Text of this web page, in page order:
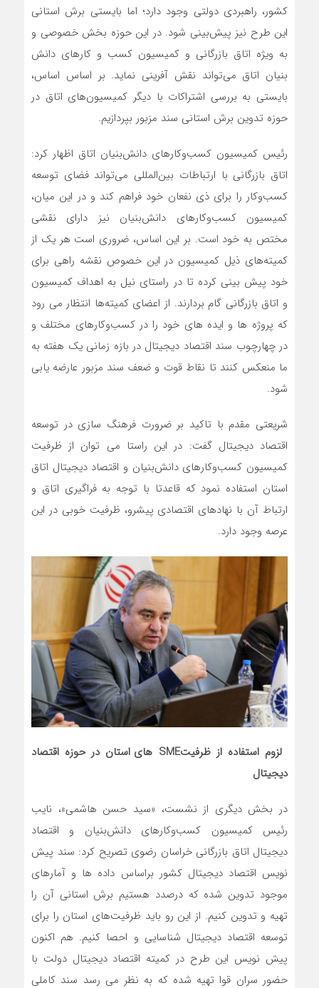
کشور، راهبردی دولتی وجود دارد؛ اما بایستی برش استانی
این طرح نیز پیش‌بینی شود. در این حوزه بخش خصوصی و
به ویژه اتاق بازرگانی و کمیسیون کسب و کارهای دانش
بنیان اتاق می‌تواند نقش آفرینی نماید. بر اساس اساس،
بایستی به بررسی اشتراکات با دیگر کمیسیون‌های اتاق در
حوزه تدوین برش استانی سند مزبور بپردازیم.
رئیس کمیسیون کسب‌وکارهای دانش‌بنیان اتاق اظهار کرد:
اتاق بازرگانی با ارتباطات بین‌المللی می‌تواند فضای توسعه
کسب‌وکار را برای ذی نفعان خود فراهم کند و در این میان،
کمیسیون کسب‌وکارهای دانش‌بنیان نیز دارای نقشی
مختص به خود است. بر این اساس، ضروری است هر یک از
کمیته‌های ذیل کمیسیون در این خصوص نقشه راهی برای
خود پیش بینی کرده تا در راستای نیل به اهداف کمیسیون
و اتاق بازرگانی گام بردارند. از اعضای کمیته‌ها انتظار می رود
که پروژه ها و ایده های خود را در کسب‌وکارهای مختلف و
در چهارچوب سند اقتصاد دیجیتال در بازه زمانی یک هفته به
ما منعکس کنند تا نقاط قوت و ضعف سند مزبور عارضه یابی
شود.
شریعتی مقدم با تاکید بر ضرورت فرهنگ سازی در توسعه
اقتصاد دیجیتال گفت: در این راستا می توان از ظرفیت
کمیسیون کسب‌وکارهای دانش‌بنیان و اقتصاد دیجیتال اتاق
استان استفاده نمود که قاعدتا با توجه به فراگیری اتاق و
ارتباط آن با نهادهای اقتصادی پیشرو، ظرفیت خوبی در این
عرصه وجود دارد.
لزوم استفاده از ظرفیتSME های استان در حوزه اقتصاد
دیجیتال
در بخش دیگری از نشست، «سید حسن هاشمی»، نایب
رئیس کمیسیون کسب‌وکارهای دانش‌بنیان و اقتصاد
دیجیتال اتاق بازرگانی خراسان رضوی تصریح کرد: سند پیش
نویس اقتصاد دیجیتال کشور براساس داده ها و آمارهای
موجود تدوین شده که درصدد هستیم برش استانی آن را
تهیه و تدوین کنیم. از این رو باید ظرفیت‌های استان را برای
توسعه اقتصاد دیجیتال شناسایی و احصا کنیم. هم اکنون
پیش نویس این طرح در کمیته اقتصاد دیجیتال دولت با
حضور سران قوا تهیه شده که به نظر می رسد سند کاملی